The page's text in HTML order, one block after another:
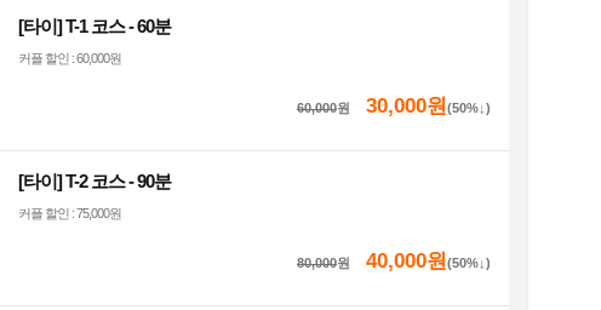
[타이] T-1 코스 - 60분
커플 할인 : 60,000원
60,000원 30,000원(50%↓)
[타이] T-2 코스 - 90분
커플 할인 : 75,000원
80,000원 40,000원(50%↓)